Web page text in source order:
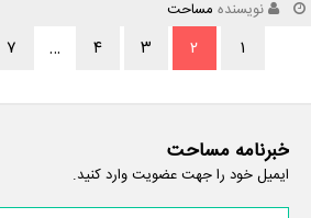
نویسنده مساحت
۱
۲ ۳ ۴ … ۷
خبرنامه مساحت
ایمیل خود را جهت عضویت وارد کنید.